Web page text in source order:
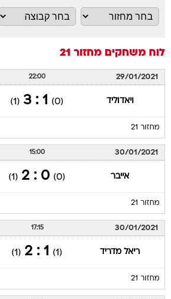
לוח משחקים מחזור 21
29/01/2021
22:00
ויאדוליד (0)
1 : 3
(1)
מחזור 21
30/01/2021
15:00
אייבר (0)
0 : 2
(1)
מחזור 21
30/01/2021
17:15
ריאל מדריד (1)
1 : 2
(1)
מחזור 21